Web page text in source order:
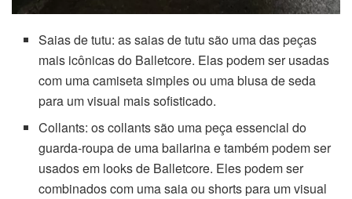
Saias de tutu: as saias de tutu são uma das peças
mais icônicas do Balletcore. Elas podem ser usadas
com uma camiseta simples ou uma blusa de seda
para um visual mais sofisticado.
Collants: os collants são uma peça essencial do
guarda-roupa de uma bailarina e também podem ser
usados em looks de Balletcore. Eles podem ser
combinados com uma saia ou shorts para um visual